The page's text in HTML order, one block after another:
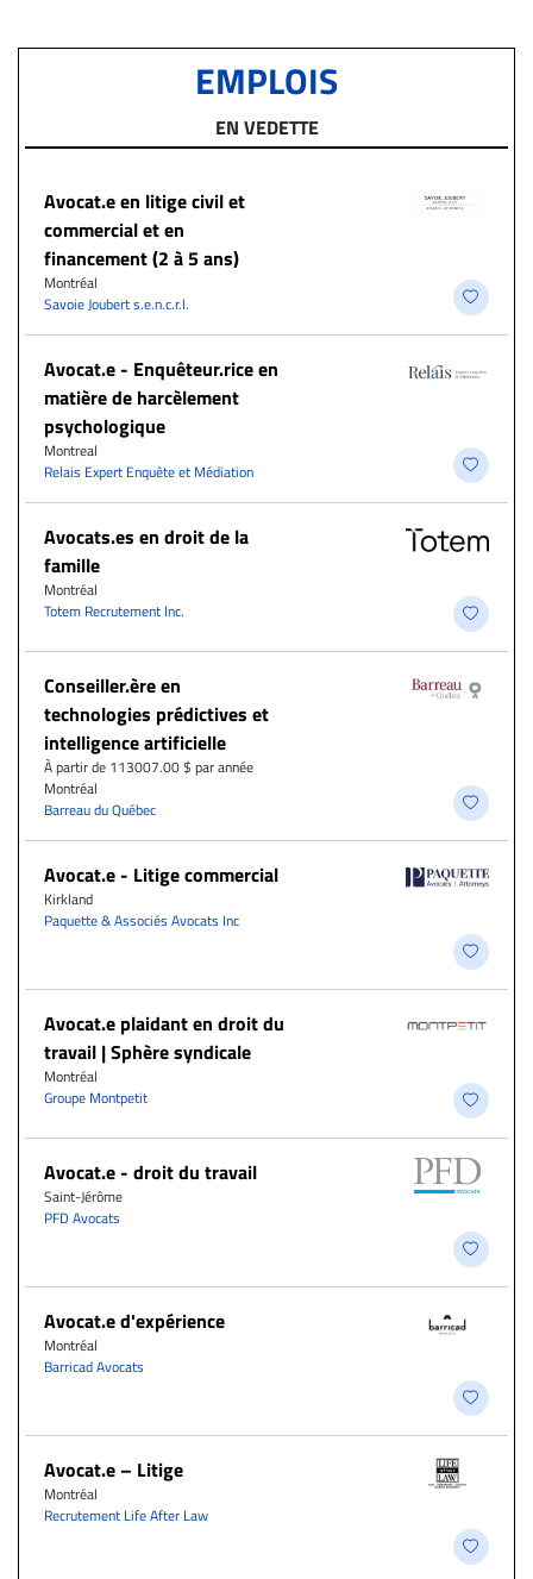
EMPLOIS
EN VEDETTE
Avocat.e en litige civil et
commercial et en
financement (2 à 5 ans)
Montréal
Savoie Joubert s.e.n.c.r.l.
Avocat.e - Enquêteur.rice en
matière de harcèlement
psychologique
Montreal
Relais Expert Enquête et Médiation
Avocats.es en droit de la
famille
Montréal
Totem Recrutement Inc.
Conseiller.ère en
technologies prédictives et
intelligence artificielle
À partir de 113007.00 $ par année
Montréal
Barreau du Québec
Avocat.e - Litige commercial
Kirkland
Paquette & Associés Avocats Inc
Avocat.e plaidant en droit du
travail | Sphère syndicale
Montréal
Groupe Montpetit
Avocat.e - droit du travail
Saint-Jérôme
PFD Avocats
Avocat.e d'expérience
Montréal
Barricad Avocats
Avocat.e – Litige
Montréal
Recrutement Life After Law